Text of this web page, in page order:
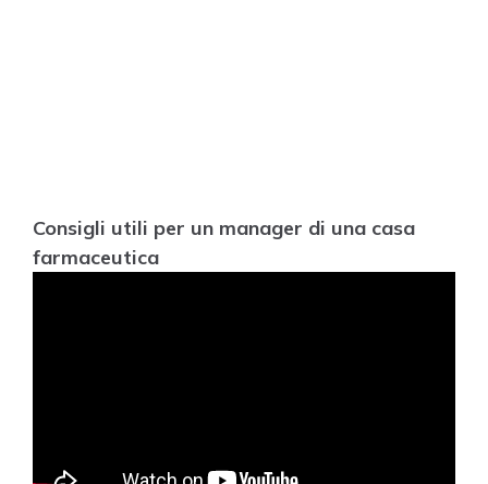
Consigli utili per un manager di una casa
farmaceutica